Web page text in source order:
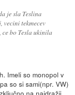
je sla Teslina
vecini tekmecev
bo Tesla ukinila
Imeli so monopol v
so si sami(npr. VW)
na najdražji